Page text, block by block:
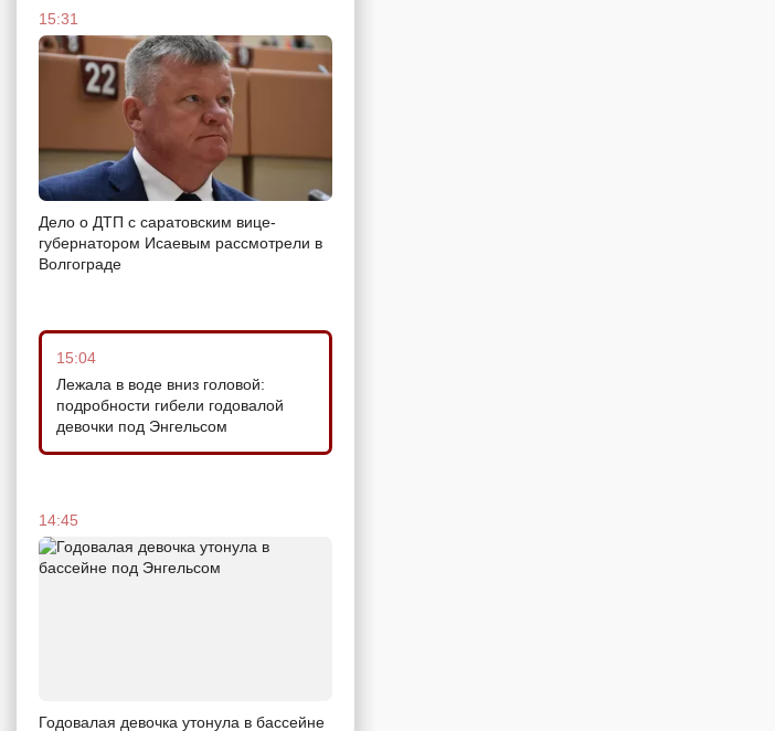
15:31
Дело о ДТП с саратовским вице-
губернатором Исаевым рассмотрели в
Волгограде
15:04
Лежала в воде вниз головой:
подробности гибели годовалой
девочки под Энгельсом
14:45
Годовалая девочка утонула в бассейне